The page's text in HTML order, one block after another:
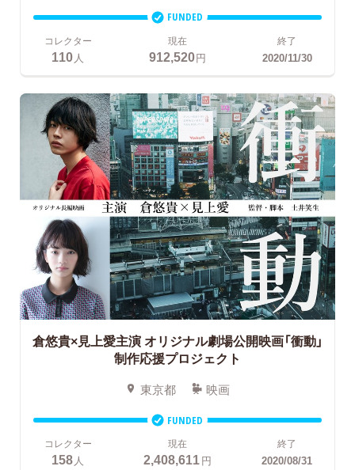
FUNDED
コレクター
110 人
現在
912,520円
終了
2020/11/30
倉悠貴×見上愛主演オリジナル劇場公開映画「衝動」
制作応援プロジェクト
東京都 映画
FUNDED
コレクター
158人
現在
2,408,611円
終了
2020/08/31